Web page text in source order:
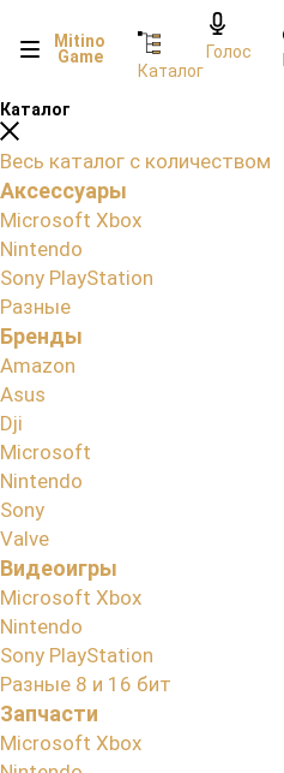
Mitino
Game
Каталог
Голос
Каталог
Весь каталог с количеством
Аксессуары
Microsoft Xbox
Nintendo
Sony PlayStation
Разные
Бренды
Amazon
Asus
Dji
Microsoft
Nintendo
Sony
Valve
Видеоигры
Microsoft Xbox
Nintendo
Sony PlayStation
Разные 8 и 16 бит
Запчасти
Microsoft Xbox